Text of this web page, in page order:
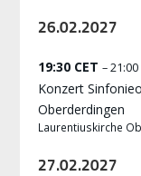
26.02.2027
19:30 CET– 21:00
Konzert
Oberderdingen
Laurentiuskirche
27.02.2027